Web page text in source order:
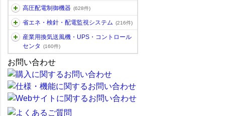
高圧配電制御機器 (628件)
省エネ・検針・配電監視システム (216件)
産業用換気送風機・UPS・コントロール
センタ
(160件)
お問い合わせ